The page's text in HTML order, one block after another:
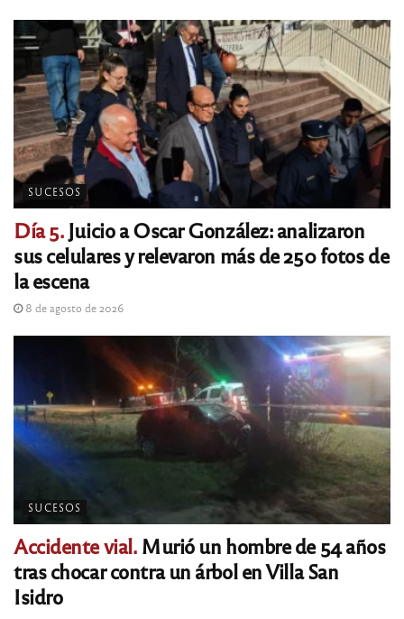
SUCESOS
Día 5.Juicio a Oscar González: analizaron
sus celulares y relevaron más de 250 fotos de
la escena
8 de agosto de 2026
SUCESOS
Accidente vial.Murió un hombre de 54 años
tras chocar contra un árbol en Villa San
Isidro